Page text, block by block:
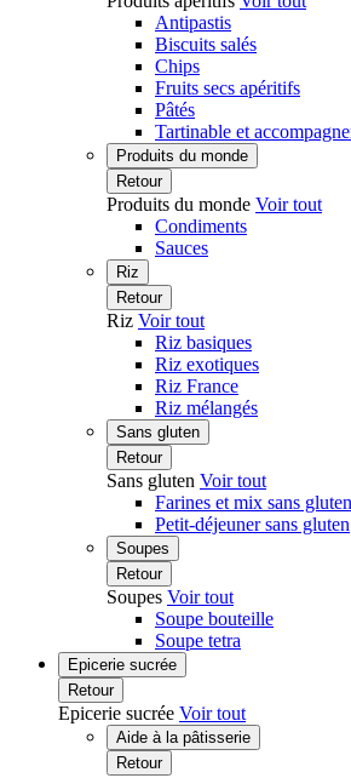
Antipastis
Biscuits salés
Chips
Fruits secs apéritifs
Pâtés
Tartinable et
Produits du monde
Retour
Produits du monde Voir tout
Condiments
Sauces
Riz
Retour
Riz Voir tout
Riz basiques
Riz exotiques
Riz France
Riz mélangés
Sans gluten
Retour
Sans gluten Voir tout
Farines et mix sans gluten
Petit-déjeuner sans gluten
Soupes
Retour
Soupes Voir tout
Soupe bouteille
Soupe tetra
Epicerie sucrée
Retour
Epicerie sucrée Voir tout
Aide à la pâtisserie
Retour